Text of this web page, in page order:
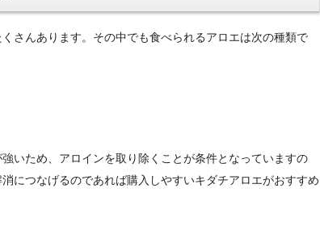
さんあります。その中でも食べられるアロエは次の種類で
いため、アロインを取り除くことが条件となっていますの
につなげるのであれば購入しやすいキダチアロエがおすすめ